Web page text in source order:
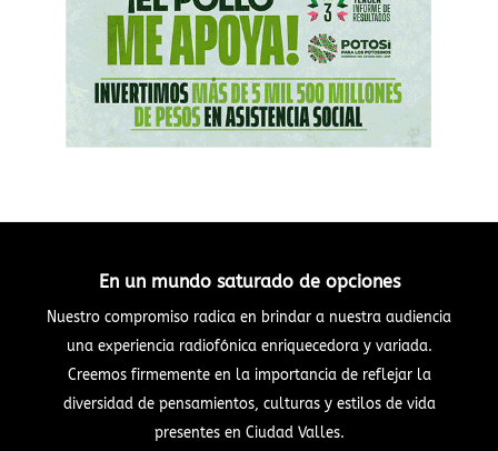
En un mundo saturado de opciones
Nuestro compromiso radica en brindar a nuestra audiencia
una experiencia radiofónica enriquecedora y variada.
Creemos firmemente en la importancia de reflejar la
diversidad de pensamientos, culturas y estilos de vida
presentes en Ciudad Valles.